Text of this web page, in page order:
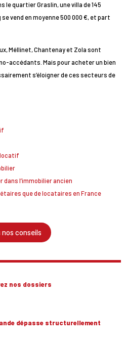
le quartier Graslin, une villa de 145
vend en moyenne 500 000 €, et part
Méllinet, Chantenay et Zola sont
accédants. Mais pour acheter un bien
s’éloigner de ces secteurs de
locatif
dans l’immobilier ancien
que de locataires en France
nos conseils
nos dossiers
dépasse structurellement